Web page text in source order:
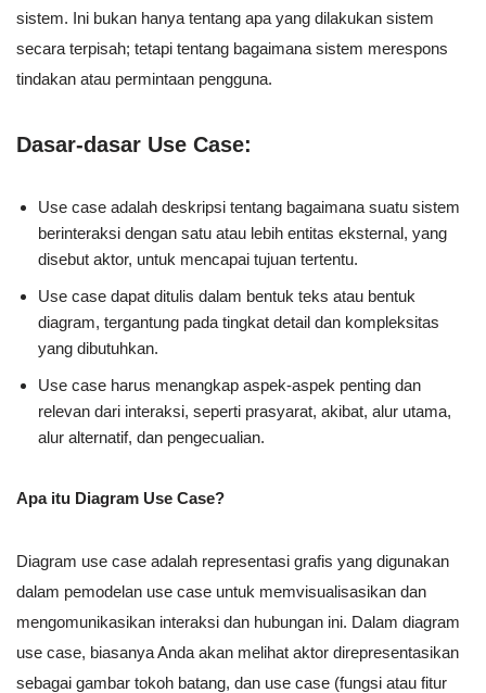
sistem. Ini bukan hanya tentang apa yang dilakukan sistem
secara terpisah; tetapi tentang bagaimana sistem merespons
tindakan atau permintaan pengguna.
Dasar-dasar Use Case:
Use case adalah deskripsi tentang bagaimana suatu sistem
berinteraksi dengan satu atau lebih entitas eksternal, yang
disebut aktor, untuk mencapai tujuan tertentu.
Use case dapat ditulis dalam bentuk teks atau bentuk
diagram, tergantung pada tingkat detail dan kompleksitas
yang dibutuhkan.
Use case harus menangkap aspek-aspek penting dan
relevan dari interaksi, seperti prasyarat, akibat, alur utama,
alur alternatif, dan pengecualian.
Apa itu Diagram Use Case?
Diagram use case adalah representasi grafis yang digunakan
dalam pemodelan use case untuk memvisualisasikan dan
mengomunikasikan interaksi dan hubungan ini. Dalam diagram
use case, biasanya Anda akan melihat aktor direpresentasikan
sebagai gambar tokoh batang, dan use case (fungsi atau fitur